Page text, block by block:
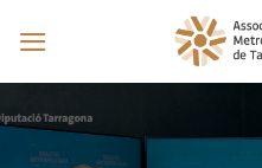
content